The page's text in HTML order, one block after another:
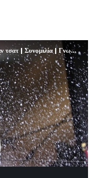
mIRC Hellas Chat - IRC Greek Chat | Δωρεάν τσατ | Συνομιλία | Γνωριμίες | FREE